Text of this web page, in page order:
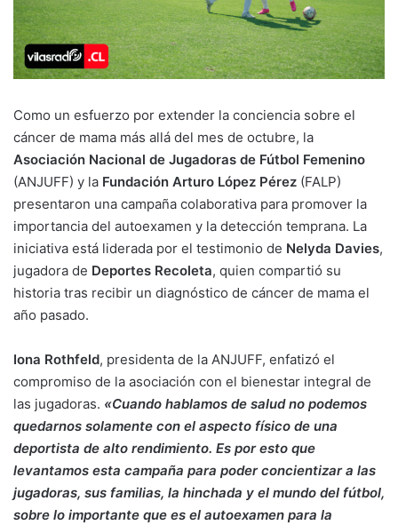
Como un esfuerzo por extender la conciencia sobre el
cáncer de mama más allá del mes de octubre, la
Asociación Nacional de Jugadoras de Fútbol Femenino
(ANJUFF) y la Fundación Arturo López Pérez (FALP)
presentaron una campaña colaborativa para promover la
importancia del autoexamen y la detección temprana. La
iniciativa está liderada por el testimonio de Nelyda Davies,
jugadora de Deportes Recoleta, quien compartió su
historia tras recibir un diagnóstico de cáncer de mama el
año pasado.
Iona Rothfeld, presidenta de la ANJUFF, enfatizó el
compromiso de la asociación con el bienestar integral de
las jugadoras. «Cuando hablamos de salud no podemos
quedarnos solamente con el aspecto físico de una
deportista de alto rendimiento. Es por esto que
levantamos esta campaña para poder concientizar a las
jugadoras, sus familias, la hinchada y el mundo del fútbol,
sobre lo importante que es el autoexamen para la